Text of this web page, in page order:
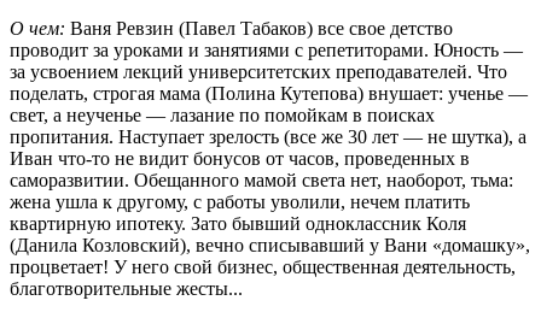
О чем: Ваня Ревзин (Павел Табаков) все свое детство
проводит за уроками и занятиями с репетиторами. Юность —
за усвоением лекций университетских преподавателей. Что
поделать, строгая мама (Полина Кутепова) внушает: ученье —
свет, а неученье — лазание по помойкам в поисках
пропитания. Наступает зрелость (все же 30 лет — не шутка), а
Иван что-то не видит бонусов от часов, проведенных в
саморазвитии. Обещанного мамой света нет, наоборот, тьма:
жена ушла к другому, с работы уволили, нечем платить
квартирную ипотеку. Зато бывший одноклассник Коля
(Данила Козловский), вечно списывавший у Вани «домашку»,
процветает! У него свой бизнес, общественная деятельность,
благотворительные жесты...